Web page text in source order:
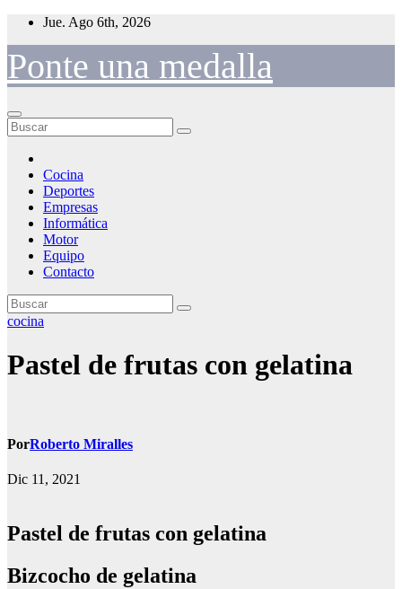
Saltar
contenido
Jue. Ago 6th, 2026
Ponte una medalla
Cocina
Deportes
Empresas
Informática
Motor
Equipo
Contacto
cocina
Pastel de frutas con gelatina
PorRoberto Miralles
Dic 11, 2021
Pastel de frutas con gelatina
bizcocho de gelatina